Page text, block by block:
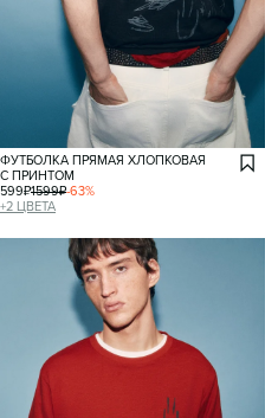
ФУТБОЛКА ПРЯМАЯ ХЛОПКОВАЯ
С ПРИНТОМ
599₽1599₽-63%
+2 ЦВЕТА